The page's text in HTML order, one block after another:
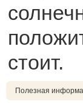
стоит.
Полезная